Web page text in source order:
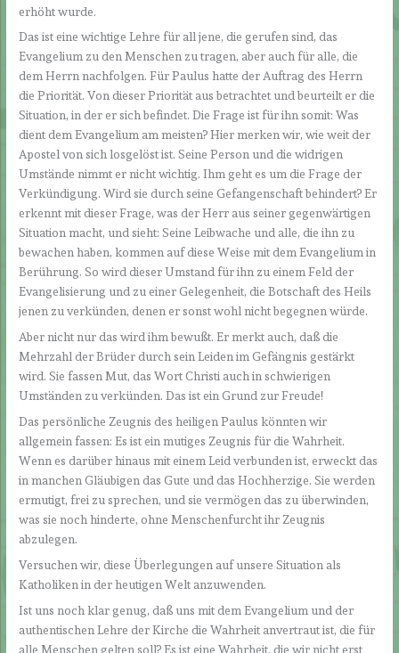
erhöht wurde.
Das ist eine wichtige Lehre für all jene, die gerufen sind, das
Evangelium zu den Menschen zu tragen, aber auch für alle, die
dem Herrn nachfolgen. Für Paulus hatte der Auftrag des Herrn
die Priorität. Von dieser Priorität aus betrachtet und beurteilt er die
Situation, in der er sich befindet. Die Frage ist für ihn somit: Was
dient dem Evangelium am meisten? Hier merken wir, wie weit der
Apostel von sich losgelöst ist. Seine Person und die widrigen
Umstände nimmt er nicht wichtig. Ihm geht es um die Frage der
Verkündigung. Wird sie durch seine Gefangenschaft behindert? Er
erkennt mit dieser Frage, was der Herr aus seiner gegenwärtigen
Situation macht, und sieht: Seine Leibwache und alle, die ihn zu
bewachen haben, kommen auf diese Weise mit dem Evangelium in
Berührung. So wird dieser Umstand für ihn zu einem Feld der
Evangelisierung und zu einer Gelegenheit, die Botschaft des Heils
jenen zu verkünden, denen er sonst wohl nicht begegnen würde.
Aber nicht nur das wird ihm bewußt. Er merkt auch, daß die
Mehrzahl der Brüder durch sein Leiden im Gefängnis gestärkt
wird. Sie fassen Mut, das Wort Christi auch in schwierigen
Umständen zu verkünden. Das ist ein Grund zur Freude!
Das persönliche Zeugnis des heiligen Paulus könnten wir
allgemein fassen: Es ist ein mutiges Zeugnis für die Wahrheit.
Wenn es darüber hinaus mit einem Leid verbunden ist, erweckt das
in manchen Gläubigen das Gute und das Hochherzige. Sie werden
ermutigt, frei zu sprechen, und sie vermögen das zu überwinden,
was sie noch hinderte, ohne Menschenfurcht ihr Zeugnis
abzulegen.
Versuchen wir, diese Überlegungen auf unsere Situation als
Katholiken in der heutigen Welt anzuwenden.
Ist uns noch klar genug, daß uns mit dem Evangelium und der
authentischen Lehre der Kirche die Wahrheit anvertraut ist, die für
alle Menschen gelten soll? Es ist eine Wahrheit, die wir nicht erst